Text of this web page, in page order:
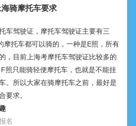
海骑摩托车要求
车驾驶证，摩托车驾驶证主要有三
摩托车都可以骑的，一种是E照，所有
，目前上海考摩托车驾驶证比较多的
照只能骑轻便摩托车，也就是不能挂
。所以大家在骑摩托车之前，最好是
要求。
名